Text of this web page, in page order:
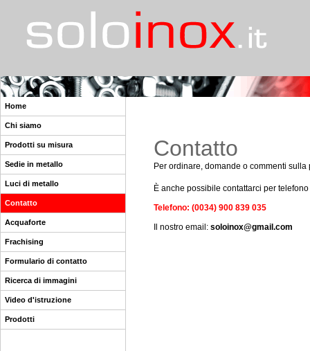
Home
Chi siamo
Prodotti su misura
Sedie in metallo
Luci di metallo
Contatto
Acquaforte
Frachising
Formulario di contatto
Ricerca di immagini
Video d'istruzione
Prodotti
Contatto
Per ordinare, domande o commenti
È anche possibile contattarci per
Telefono: (0034) 900 839 035
Il nostro email: soloinox@gmail.com